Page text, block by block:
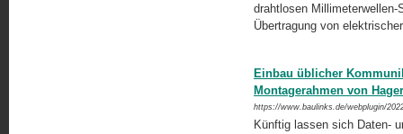
drahtlosen
Übertragung von
Einbau üblicher
Montagerahmen von Hager
https://www.baulinks.de/webplugin/
Künftig lassen sich Daten-